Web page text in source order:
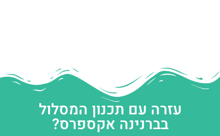
עזרה עם תכנון המסלול
בברנינה אקספרס?